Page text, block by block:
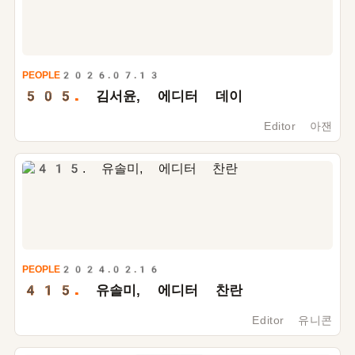
PEOPLE 2026.07.13
505. 김서윤, 에디터 데이
Editor 아잰
PEOPLE 2024.02.16
415. 유솔미, 에디터 찬란
Editor 유니콘